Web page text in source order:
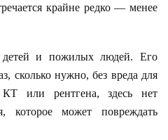
крайне редко — менее
и пожилых людей. Его
сколько нужно, без вреда для
или рентгена, здесь нет
которое может повреждать